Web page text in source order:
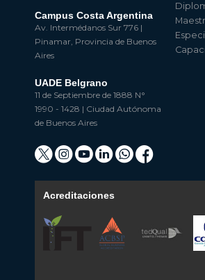
Campus Costa Argentina
Av. Intermédanos Sur 776 |
Pinamar, Provincia de Buenos
Aires
UADE Belgrano
11 de Septiembre de 1888 N°
1990 - 1428 | Ciudad Autónoma
de Buenos Aires
Acreditaciones